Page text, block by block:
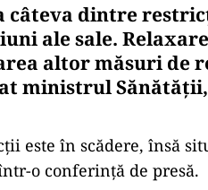
câteva dintre
ale sale.
altor măsuri de
ministrul
este în scădere, însă
o conferinţă de presă.